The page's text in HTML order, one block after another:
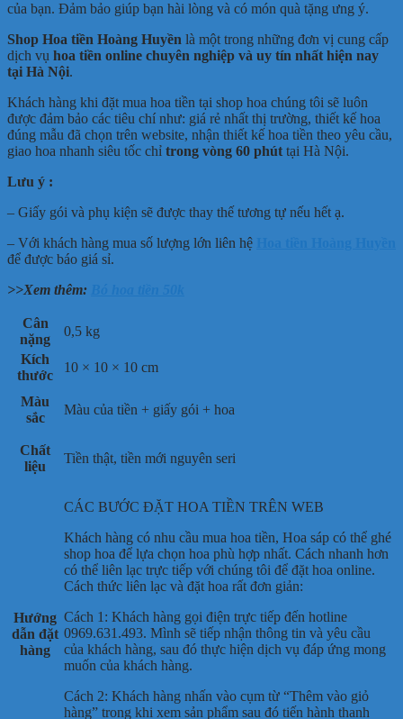
của bạn. Đảm bảo giúp bạn hài lòng và có món quà tặng ưng ý.
Shop Hoa tiền Hoàng Huyền là một trong những đơn vị cung cấp
dịch vụ hoa tiền online chuyên nghiệp và uy tín nhất hiện nay
tại Hà Nội.
Khách hàng khi đặt mua hoa tiền tại shop hoa chúng tôi sẽ luôn
được đảm bảo các tiêu chí như: giá rẻ nhất thị trường, thiết kế hoa
đúng mẫu đã chọn trên website, nhận thiết kế hoa tiền theo yêu cầu,
giao hoa nhanh siêu tốc chỉ trong vòng 60 phút tại Hà Nội.
Lưu ý :
– Giấy gói và phụ kiện sẽ được thay thế tương tự nếu hết ạ.
– Với khách hàng mua số lượng lớn liên hệ
để được báo giá sỉ.
>>Xem thêm:
Cân
nặng
0,5 kg
Kích
thước
10 × 10 × 10 cm
Màu
sắc
Màu của tiền + giấy gói + hoa
Chất
liệu
Tiền thật, tiền mới nguyên seri
Hướng
dẫn đặt
hàng
CÁC BƯỚC ĐẶT HOA TIỀN TRÊN WEB
Khách hàng có nhu cầu mua hoa tiền, Hoa sáp có thể ghé
shop hoa để lựa chọn hoa phù hợp nhất. Cách nhanh hơn
có thể liên lạc trực tiếp với chúng tôi để đặt hoa online.
Cách thức liên lạc và đặt hoa rất đơn giản:
Cách 1: Khách hàng gọi điện trực tiếp đến hotline
0969.631.493. Mình sẽ tiếp nhận thông tin và yêu cầu
của khách hàng, sau đó thực hiện dịch vụ đáp ứng mong
muốn của khách hàng.
Cách 2: Khách hàng nhấn vào cụm từ “Thêm vào giỏ
hàng” trong khi xem sản phẩm sau đó tiến hành thanh